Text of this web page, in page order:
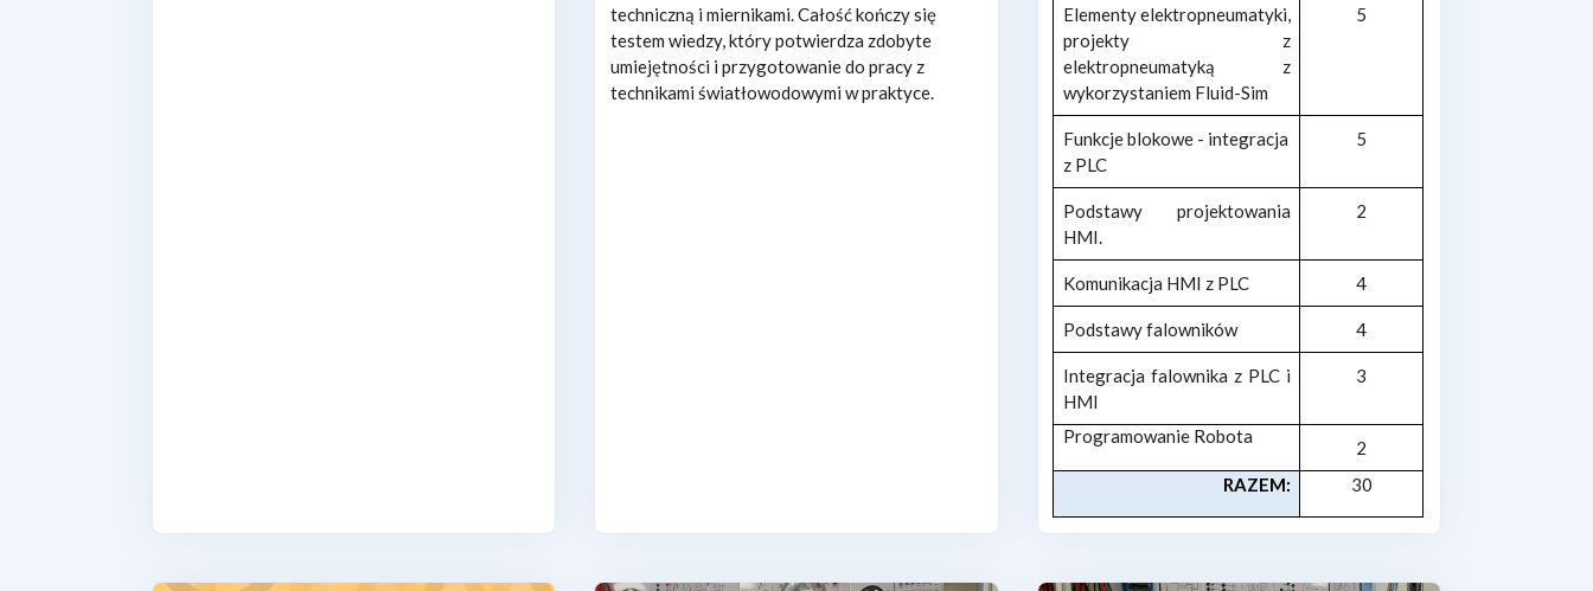
techniczną i miernikami. Całość kończy się
testem wiedzy, który potwierdza zdobyte
umiejętności i przygotowanie do pracy z
technikami światłowodowymi w praktyce.
Elementy elektropneumatyki,
projekty z
elektropneumatyką z
wykorzystaniem Fluid-Sim
5
Funkcje blokowe - integracja
z PLC
5
Podstawy projektowania
HMI.
2
Komunikacja HMI z PLC 4
Podstawy falowników 4
Integracja falownika z PLC i
HMI
3
Programowanie Robota
2
RAZEM:
30